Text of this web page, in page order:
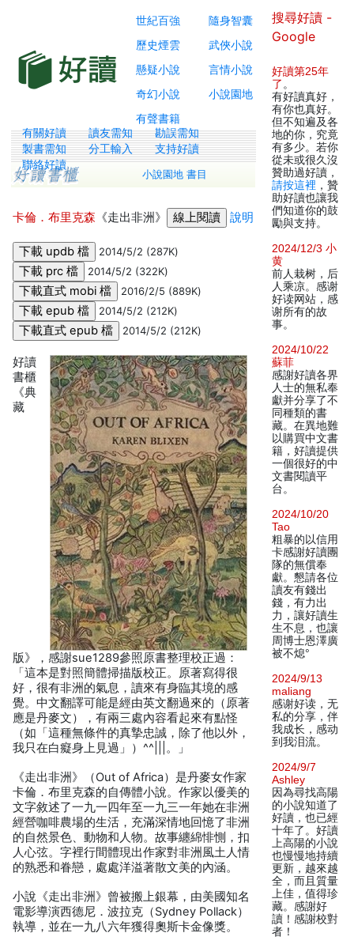
世紀百強
隨身智囊
歷史煙雲
武俠小說
懸疑小說
言情小說
奇幻小說
小說園地
有聲書籍
有關好讀 讀友需知
勘誤需知
製書需知
分工輸入
支持好讀
聯絡好讀
小說園地 書目
卡倫．布里克森 《走出非洲》 說明
2014/5/2 (287K)
2014/5/2 (322K)
2016/2/5 (889K)
2014/5/2 (212K)
2014/5/2 (212K)
好讀
書櫃
《典
藏
版》，感謝sue1289參照原書整理校正過：
「這本是對照簡體掃描版校正。原著寫得很
好，很有非洲的氣息，讀來有身臨其境的感
覺。中文翻譯可能是經由英文翻過來的（原著
應是丹麥文），有兩三處內容看起來有點怪
（如「這種無條件的真摯忠誠，除了他以外，
我只在白癡身上見過」）^^|||。」
《走出非洲》（Out of Africa）是丹麥女作家
卡倫．布里克森的自傳體小說。作家以優美的
文字敘述了一九一四年至一九三一年她在非洲
經營咖啡農場的生活，充滿深情地回憶了非洲
的自然景色、動物和人物。故事纏綿悱惻，扣
人心弦。字裡行間體現出作家對非洲風土人情
的熟悉和眷戀，處處洋溢著散文美的內涵。
小說《走出非洲》曾被搬上銀幕，由美國知名
電影導演西德尼．波拉克（Sydney Pollack）
執導，並在一九八六年獲得奧斯卡金像獎。
搜尋好讀 -
Google
好讀第25年
了 。
有好讀真好，
有你也真好。
但不知遍及各
地的你，究竟
有多少。若你
從未或很久沒
贊助過好讀，
請按這裡 ，贊
助好讀也讓我
們知道你的鼓
勵與支持。
2024/12/3 小
黄
前人栽树，后
人乘凉。感谢
好读网站，感
谢所有的故
事。
2024/10/22
蘇菲
感謝好讀各界
人士的無私奉
獻并分享了不
同種類的書
藏。在異地難
以購買中文書
籍，好讀提供
一個很好的中
文書閱讀平
台。
2024/10/20
Tao
粗暴的以信用
卡感謝好讀團
隊的無償奉
獻。懇請各位
讀友有錢出
錢，有力出
力，讓好讀生
生不息，也讓
周博士恩澤廣
被不熄°
2024/9/13
maliang
感谢好读，无
私的分享，伴
我成长，感动
到我泪流。
2024/9/7
Ashley
因為尋找高陽
的小說知道了
好讀，也已經
十年了。好讀
上高陽的小說
也慢慢地持續
更新，越來越
全，而且質量
上佳，值得珍
藏。感謝好
讀！感謝校對
者！